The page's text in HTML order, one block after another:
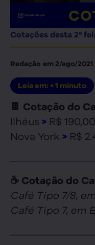
Cotações desta 2ª
Redação em 2/ago/2021
Leia em: < 1 minuto
🍫 Cotação do
Ilhéus > R$
Nova York > R$
☕ Cotação do
Café Tipo 7/8,
Café Tipo 7, em